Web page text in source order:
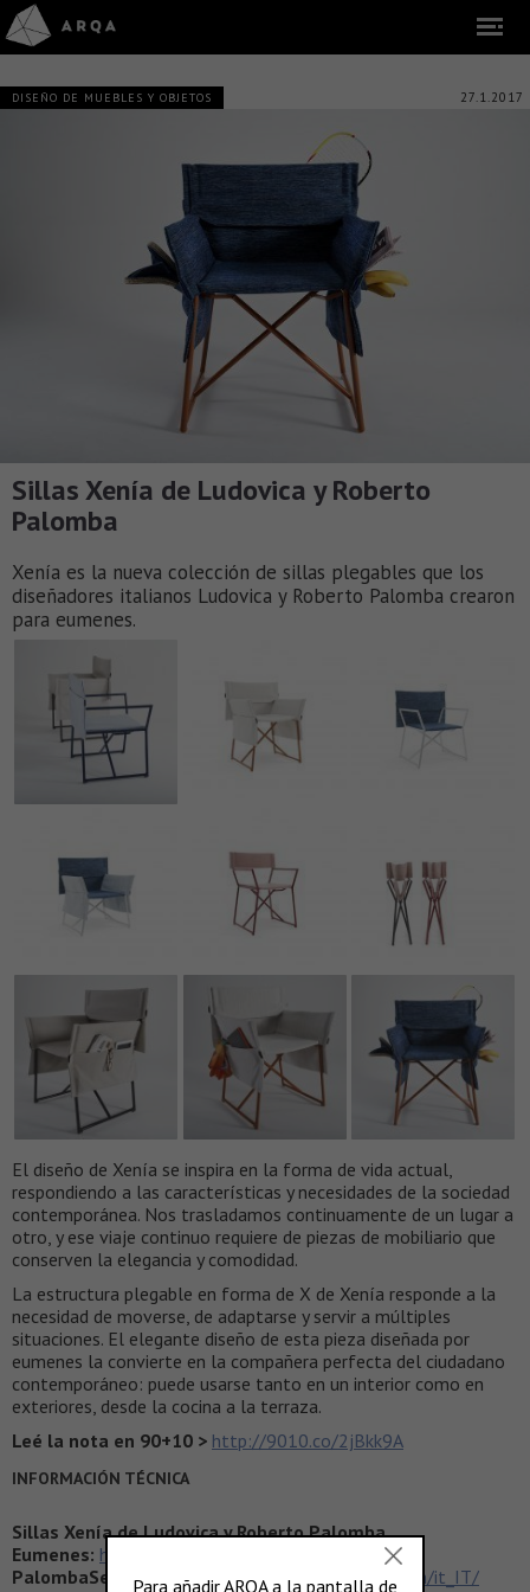
DISEÑO DE MUEBLES Y OBJETOS 27.1.2017
Sillas Xenía de Ludovica y Roberto
Palomba
Xenía es la nueva colección de sillas plegables que los
diseñadores italianos Ludovica y Roberto Palomba crearon
para eumenes.
El diseño de Xenía se inspira en la forma de vida actual,
respondiendo a las características y necesidades de la sociedad
contemporánea. Nos trasladamos continuamente de un lugar a
otro, y ese viaje continuo requiere de piezas de mobiliario que
conserven la elegancia y comodidad.
La estructura plegable en forma de X de Xenía responde a la
necesidad de moverse, de adaptarse y servir a múltiples
situaciones. El elegante diseño de esta pieza diseñada por
eumenes la convierte en la compañera perfecta del ciudadano
contemporáneo: puede usarse tanto en un interior como en
exteriores, desde la cocina a la terraza.
Leé la nota en 90+10 > http://9010.co/2jBkk9A
INFORMACIÓN TÉCNICA
Sillas Xenía de Ludovica y Roberto Palomba
Eumenes: http://www.eumenes.it/?lang=it
PalombaSerafini:
http://www.palombaserafini.com/it_IT/